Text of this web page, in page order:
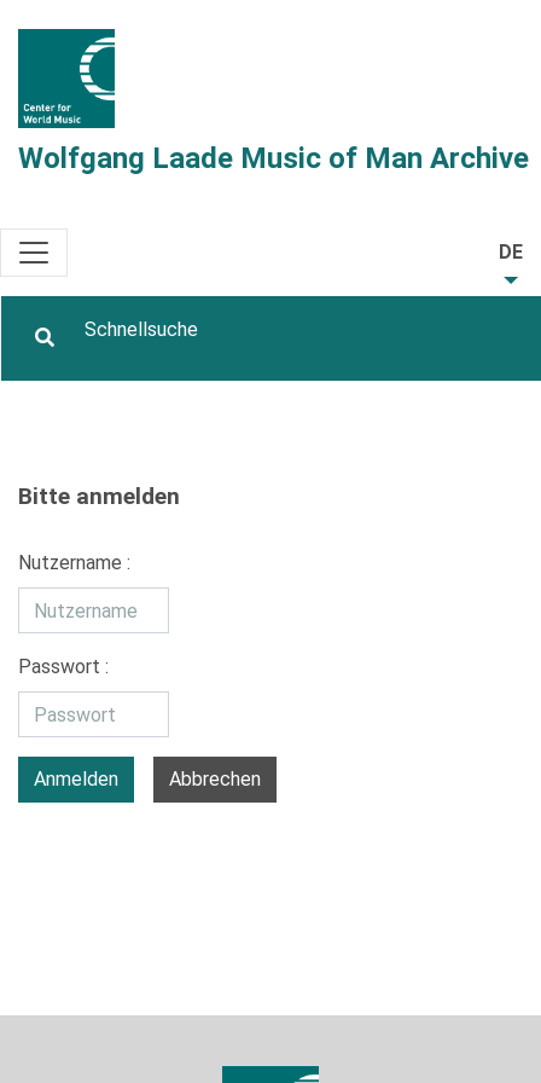
Wolfgang Laade Music of Man Archive
DE
Bitte anmelden
Nutzername :
Passwort :
Anmelden Abbrechen